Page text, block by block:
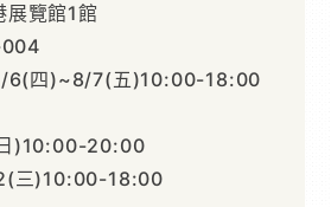
展覽館1館
004
6(四)~8/7(五)10:00-18:00
)10:00-20:00
三)10:00-18:00